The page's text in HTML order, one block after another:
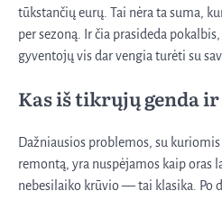
tūkstančių eurų. Tai nėra ta suma,
per sezoną. Ir čia prasideda
gyventojų vis dar vengia turėti su
Kas iš tikrųjų genda
Dažniausios problemos, su
remontą, yra nuspėjamos kaip oras
nebesilaiko krūvio — tai klasika. Po